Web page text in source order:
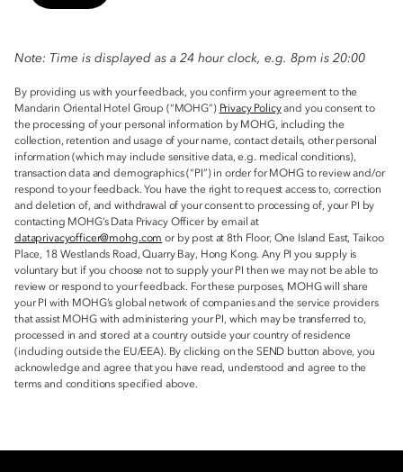
Note: Time is displayed as a 24 hour clock, e.g. 8pm is 20:00
By providing us with your feedback, you confirm your agreement to the
Mandarin Oriental Hotel Group (“MOHG”) Privacy Policyand you consent to
the processing of your personal information by MOHG, including the
collection, retention and usage of your name, contact details, other personal
information (which may include sensitive data, e.g. medical conditions),
transaction data and demographics (“PI”) in order for MOHG to review and/or
respond to your feedback. You have the right to request access to, correction
and deletion of, and withdrawal of your consent to processing of, your PI by
contacting MOHG’s Data Privacy Officer by email at
dataprivacyofficer@mohg.com or by post at 8th Floor, One Island East, Taikoo
Place, 18 Westlands Road, Quarry Bay, Hong Kong. Any PI you supply is
voluntary but if you choose not to supply your PI then we may not be able to
review or respond to your feedback. For these purposes, MOHG will share
your PI with MOHG’s global network of companies and the service providers
that assist MOHG with administering your PI, which may be transferred to,
processed in and stored at a country outside your country of residence
(including outside the EU/EEA). By clicking on the SEND button above, you
acknowledge and agree that you have read, understood and agree to the
terms and conditions specified above.